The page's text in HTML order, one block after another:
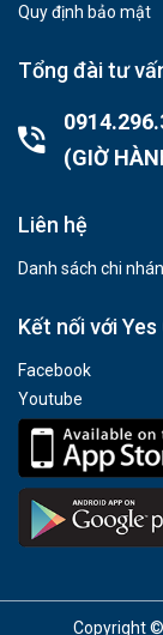
Quy định bảo mật
Tổng đài tư
(GIỜ
Liên hệ
Danh sách chi
Kết nối với
Facebook
Youtube
Copyright